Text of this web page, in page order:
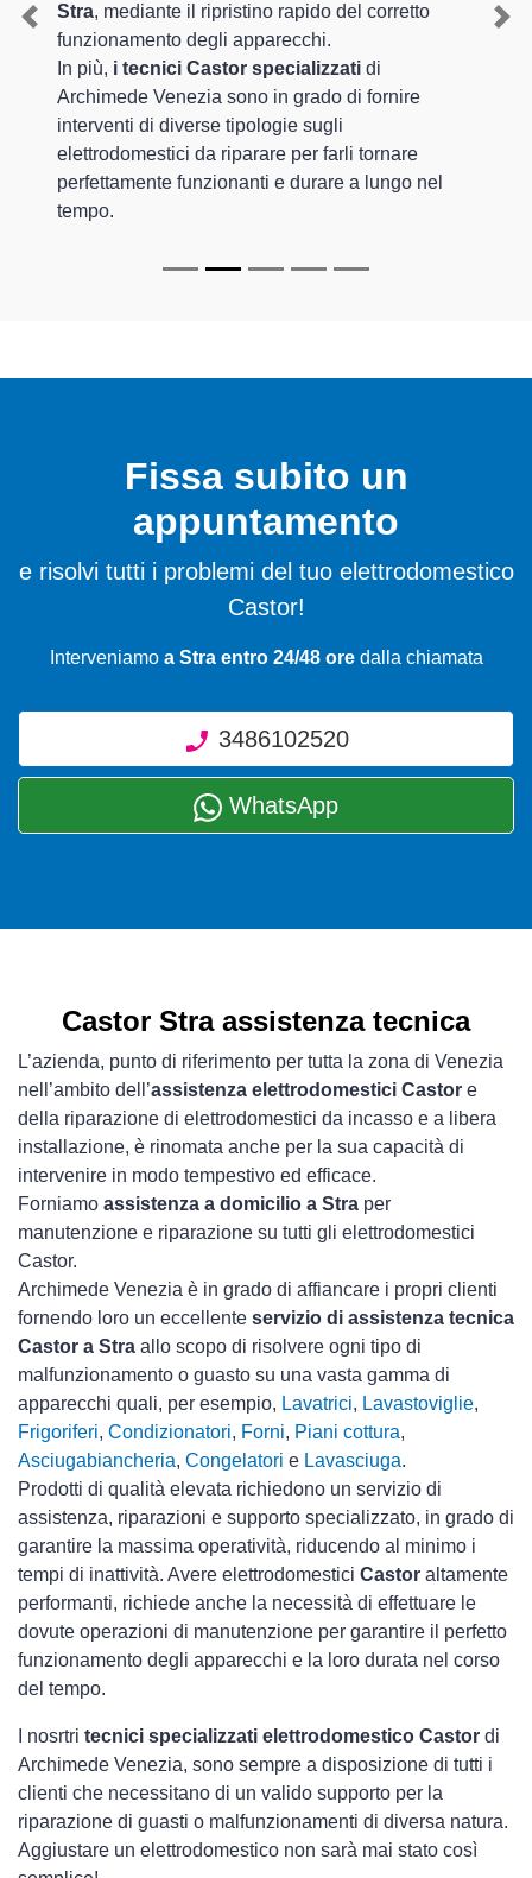
Stra, mediante il ripristino rapido del corretto
funzionamento degli apparecchi.
In più, i tecnici Castor specializzati di
Archimede Venezia sono in grado di fornire
interventi di diverse tipologie sugli
elettrodomestici da riparare per farli tornare
perfettamente funzionanti e durare a lungo nel
tempo.
Previous
Fissa subito un
appuntamento
e risolvi tutti i problemi del tuo elettrodomestico
Castor!
Interveniamo a Stra entro 24/48 oredalla chiamata
3486102520
WhatsApp
Castor Stra assistenza tecnica
L’azienda, punto di riferimento per tutta la zona di Venezia
nell’ambito dell’assistenza elettrodomestici Castor e
della riparazione di elettrodomestici da incasso e a libera
installazione, è rinomata anche per la sua capacità di
intervenire in modo tempestivo ed efficace.
Forniamo assistenza a domicilio a Stra per
manutenzione e riparazione su tutti gli elettrodomestici
Castor.
Archimede Venezia è in grado di affiancare i propri clienti
fornendo loro un eccellente servizio di assistenza tecnica
Castor a Stra allo scopo di risolvere ogni tipo di
malfunzionamento o guasto su una vasta gamma di
apparecchi quali, per esempio, Lavatrici, Lavastoviglie,
Frigoriferi, Condizionatori, Forni, Piani cottura,
Asciugabiancheria, Congelatori e Lavasciuga.
Prodotti di qualità elevata richiedono un servizio di
assistenza, riparazioni e supporto specializzato, in grado di
garantire la massima operatività, riducendo al minimo i
tempi di inattività. Avere elettrodomestici Castor altamente
performanti, richiede anche la necessità di effettuare le
dovute operazioni di manutenzione per garantire il perfetto
funzionamento degli apparecchi e la loro durata nel corso
del tempo.
I nosrtri tecnici specializzati elettrodomestico Castor di
Archimede Venezia, sono sempre a disposizione di tutti i
clienti che necessitano di un valido supporto per la
riparazione di guasti o malfunzionamenti di diversa natura.
Aggiustare un elettrodomestico non sarà mai stato così